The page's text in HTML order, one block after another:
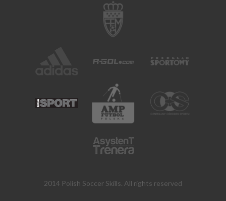
2014 Polish Soccer Skills. All rights reserved